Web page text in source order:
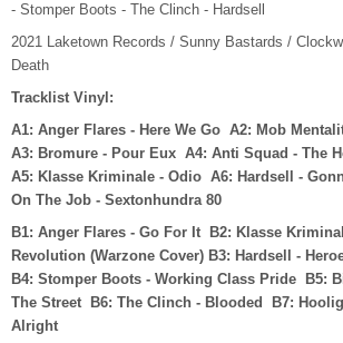
- Stomper Boots - The Clinch - Hardsell
2021 Laketown Records / Sunny Bastards /
Death
Tracklist Vinyl:
A1: Anger Flares - Here We Go A2: Mob
A3: Bromure - Pour Eux A4: Anti Squad - The
A5: Klasse Kriminale - Odio A6: Hardsell -
On The Job - Sextonhundra 80
B1: Anger Flares - Go For It B2: Klasse
Revolution (Warzone Cover) B3: Hardsell -
B4: Stomper Boots - Working Class Pride B5:
The Street B6: The Clinch - Blooded B7:
Alright